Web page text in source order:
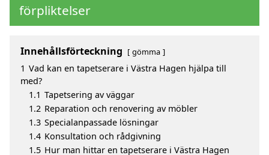
förpliktelser
Innehållsförteckning gömma
1 Vad kan en tapetserare i Västra Hagen hjälpa till
med?
1.1 Tapetsering av väggar
1.2 Reparation och renovering av möbler
1.3 Specialanpassade lösningar
1.4 Konsultation och rådgivning
1.5 Hur man hittar en tapetserare i Västra Hagen